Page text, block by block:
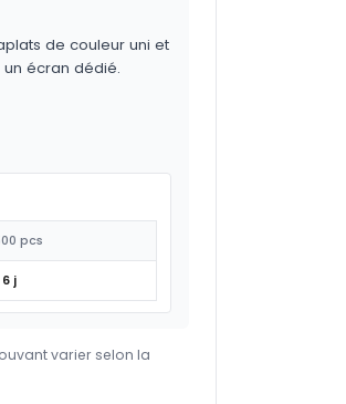
de couleur uni et
écran dédié.
pcs
6 j
varier selon la